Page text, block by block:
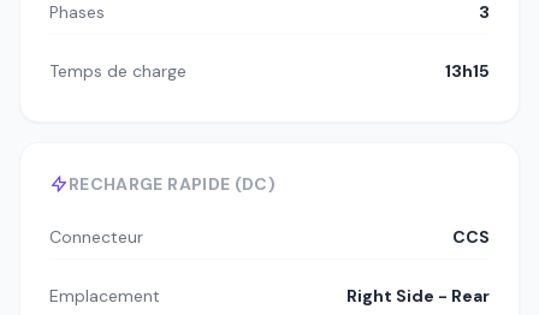
Phases 3
Temps de charge 13h15
RECHARGE RAPIDE (DC)
Connecteur CCS
Emplacement Right Side - Rear